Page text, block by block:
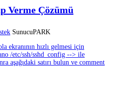
Verme Çözümü
SunucuPARK
ekranının hızlı gelmesi için
/etc/ssh/sshd_config --> ile
aşağıdaki satırı bulun ve comment